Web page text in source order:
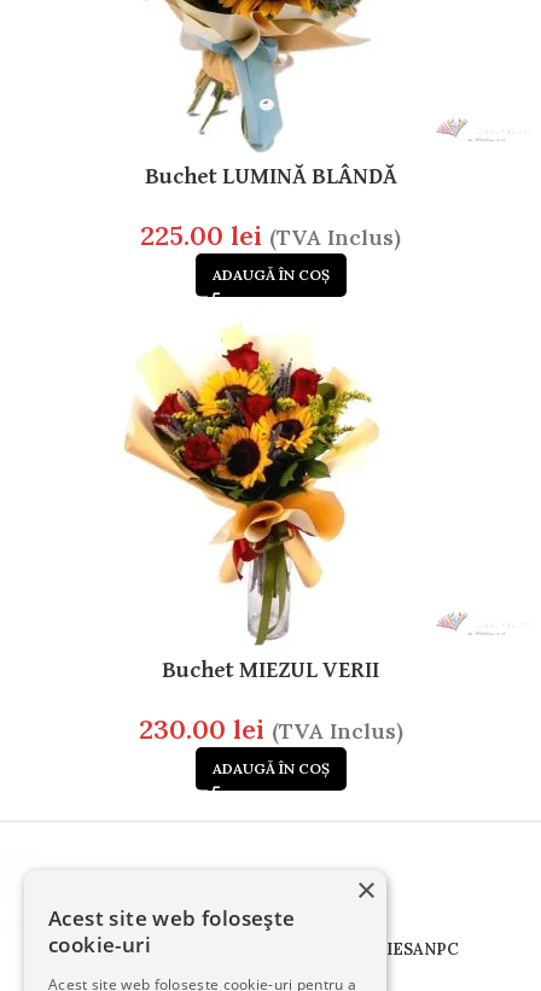
Buchet LUMINĂ BLÂNDĂ
225.00 lei (TVA Inclus)
ADAUGĂ ÎN COȘ
Buchet MIEZUL VERII
230.00 lei (TVA Inclus)
ADAUGĂ ÎN COȘ
TERMENI COOKIESANPC
×
Acest site web folosește
cookie-uri
Acest site web folosește cookie-uri pentru a